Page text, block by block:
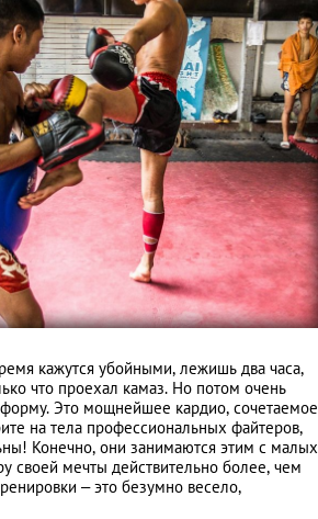
кажутся убойными, лежишь два часа,
что проехал камаз. Но потом очень
Это мощнейшее кардио, сочетаемое
на тела профессиональных файтеров,
Конечно, они занимаются этим с малых
своей мечты действительно более, чем
– это безумно весело,